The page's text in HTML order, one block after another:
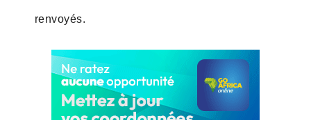
renvoyés.